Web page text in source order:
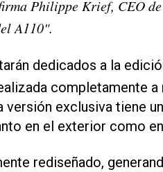
Philippe Krief, CEO
A110".
dedicados a la
completamente a
versión exclusiva tiene
en el exterior como
rediseñado,